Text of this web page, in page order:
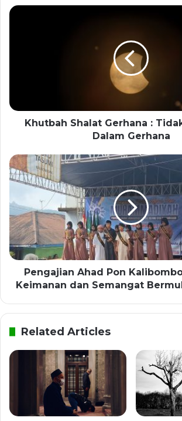
Khutbah Shalat Gerhana :
Dalam Gerhana
Pengajian Ahad Pon
Keimanan dan Semangat
Related Articles